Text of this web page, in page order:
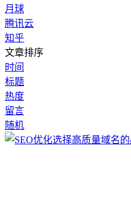
月球
腾讯云
知乎
文章排序
时间
标题
热度
留言
随机